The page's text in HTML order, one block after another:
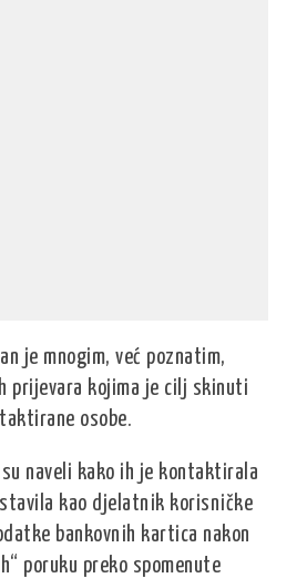
je mnogim, već poznatim,
prijevara kojima je cilj skinuti
osobe.
naveli kako ih je kontaktirala
kao djelatnik korisničke
bankovnih kartica nakon
poruku preko spomenute